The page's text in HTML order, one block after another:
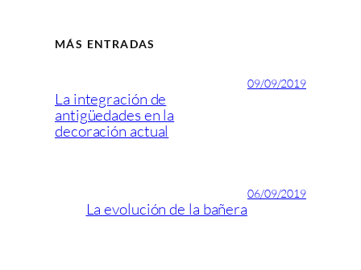
MÁS ENTRADAS
La integración de
antigüedades en la
decoración actual
09/09/2019
La evolución de la bañera
06/09/2019